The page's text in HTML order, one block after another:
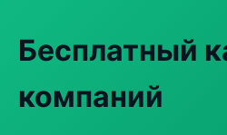
Бесплатный
компаний